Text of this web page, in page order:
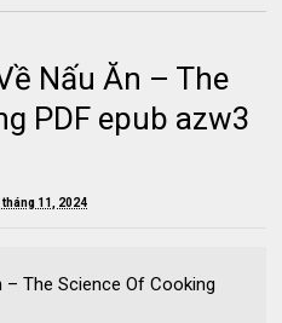
Nấu Ăn – The
PDF epub azw3
tháng 11, 2024
The Science Of Cooking